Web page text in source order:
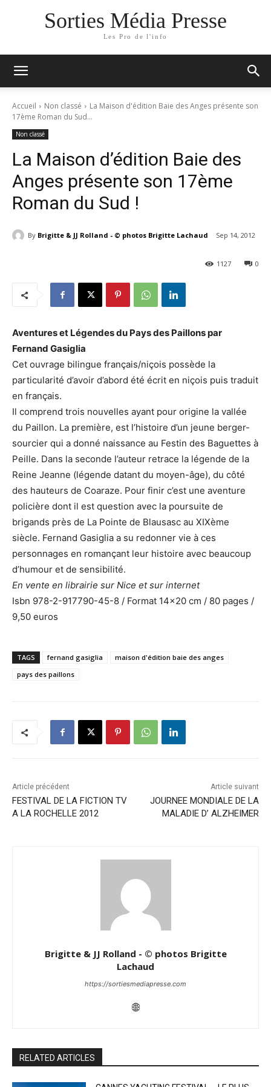
Sorties Média Presse
Les Pro de l'info
Accueil Non classé
La Maison d'édition Baie des Anges présente son
17ème Roman du Sud...
Non classé
La Maison d’édition Baie des
Anges présente son 17ème
Roman du Sud !
By Brigitte & JJ Rolland - © photos Brigitte Lachaud Sep 14, 2012
0
1127
Aventures et Légendes du Pays des Paillons par
Fernand Gasiglia
Cet ouvrage bilingue français/niçois possède la
particularité d’avoir d’abord été écrit en niçois puis traduit
en français.
Il comprend trois nouvelles ayant pour origine la vallée
du Paillon. La première, est l’histoire d’un jeune berger-
sourcier qui a donné naissance au Festin des Baguettes à
Peille. Dans la seconde l’auteur retrace la légende de la
Reine Jeanne (légende datant du moyen-âge), du côté
des hauteurs de Coaraze. Pour finir c’est une aventure
policière dont il est question avec la poursuite de
brigands près de La Pointe de Blausasc au XIXème
siècle. Fernand Gasiglia a su redonner vie à ces
personnages en romançant leur histoire avec beaucoup
d’humour et de sensibilité.
En vente en librairie sur Nice et sur internet
Isbn 978-2-917790-45-8 / Format 14×20 cm / 80 pages /
9,50 euros
TAGS fernand gasiglia
maison d'édition baie des anges
pays des paillons
Article précédent
FESTIVAL DE LA FICTION TV
A LA ROCHELLE 2012
Article suivant
JOURNEE MONDIALE DE LA
MALADIE D’ ALZHEIMER
Brigitte & JJ Rolland - © photos Brigitte
Lachaud
https://sortiesmediapresse.com
RELATED ARTICLES